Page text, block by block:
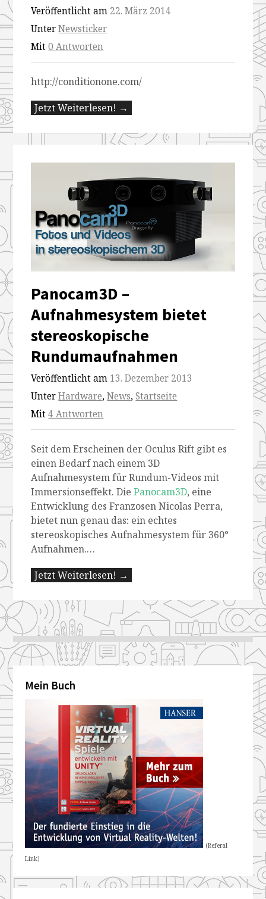
Veröffentlicht am 22. März 2014
UnterNewsticker
Mit0 Antworten
http://conditionone.com/
Jetzt Weiterlesen! →
Panocam3D –
Aufnahmesystem bietet
stereoskopische
Rundumaufnahmen
Veröffentlicht am 13. Dezember 2013
UnterHardware,News,Startseite
Mit4 Antworten
Seit dem Erscheinen der Oculus Rift gibt es
einen Bedarf nach einem 3D
Aufnahmesystem für Rundum-Videos mit
Immersionseffekt. DiePanocam3D, eine
Entwicklung des Franzosen Nicolas Perra,
bietet nun genau das: ein echtes
stereoskopisches Aufnahmesystem für 360°
Aufnahmen.…
Jetzt Weiterlesen! →
Mein Buch
(Referal
Link)